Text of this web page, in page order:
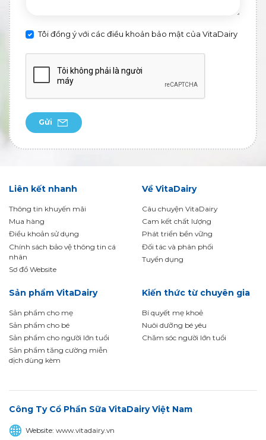
Tôi đồng ý với các điều khoản bảo mật của VitaDairy
Gửi
Liên kết nhanh
Thông tin khuyến mãi
Mua hàng
Điều khoản sử dụng
Chính sách bảo vệ thông tin cá
nhân
Sơ đồ Website
Về VitaDairy
Câu chuyện VitaDairy
Cam kết chất lượng
Phát triển bền vững
Đối tác và phân phối
Tuyển dụng
Sản phẩm VitaDairy
Sản phẩm cho mẹ
Sản phẩm cho bé
Sản phẩm cho người lớn tuổi
Sản phẩm tăng cường miễn
dịch dùng kèm
Kiến thức từ chuyên gia
Bí quyết mẹ khoẻ
Nuôi dưỡng bé yêu
Chăm sóc người lớn tuổi
Công Ty Cổ Phần Sữa VitaDairy Việt Nam
Website:www.vitadairy.vn